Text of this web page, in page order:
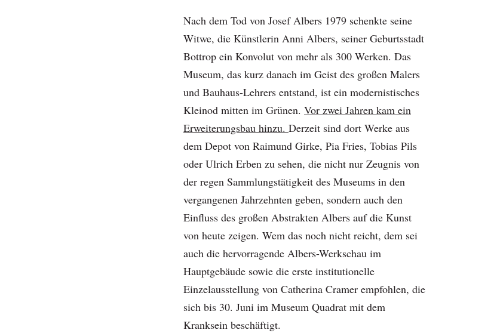
Nach dem Tod von Josef Albers 1979 schenkte seine
Witwe, die Künstlerin Anni Albers, seiner Geburtsstadt
Bottrop ein Konvolut von mehr als 300 Werken. Das
Museum, das kurz danach im Geist des großen Malers
und Bauhaus-Lehrers entstand, ist ein modernistisches
Kleinod mitten im Grünen. Vor zwei Jahren kam ein
Erweiterungsbau hinzu. Derzeit sind dort Werke aus
dem Depot von Raimund Girke, Pia Fries, Tobias Pils
oder Ulrich Erben zu sehen, die nicht nur Zeugnis von
der regen Sammlungstätigkeit des Museums in den
vergangenen Jahrzehnten geben, sondern auch den
Einfluss des großen Abstrakten Albers auf die Kunst
von heute zeigen. Wem das noch nicht reicht, dem sei
auch die hervorragende Albers-Werkschau im
Hauptgebäude sowie die erste institutionelle
Einzelausstellung von Catherina Cramer empfohlen, die
sich bis 30. Juni im Museum Quadrat mit dem
Kranksein beschäftigt.